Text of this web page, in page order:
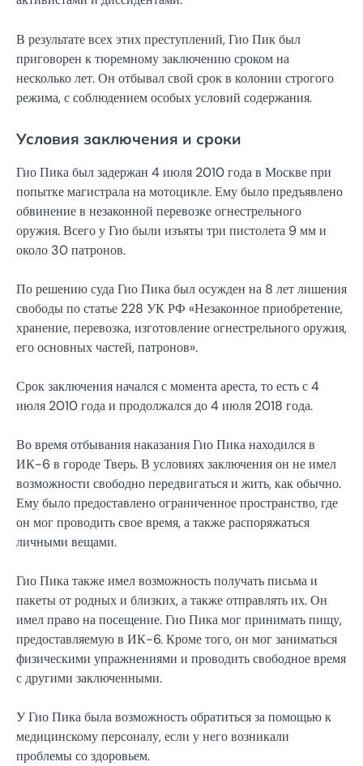
В результате всех этих преступлений, Гио Пик был
приговорен к тюремному заключению сроком на
несколько лет. Он отбывал свой срок в колонии строгого
режима, с соблюдением особых условий содержания.
Условия заключения и сроки
Гио Пика был задержан 4 июля 2010 года в Москве при
попытке магистрала на мотоцикле. Ему было предъявлено
обвинение в незаконной перевозке огнестрельного
оружия. Всего у Гио были изъяты три пистолета 9 мм и
около 30 патронов.
По решению суда Гио Пика был осужден на 8 лет лишения
свободы по статье 228 УК РФ «Незаконное приобретение,
хранение, перевозка, изготовление огнестрельного оружия,
его основных частей, патронов».
Срок заключения начался с момента ареста, то есть с 4
июля 2010 года и продолжался до 4 июля 2018 года.
Во время отбывания наказания Гио Пика находился в
ИК-6 в городе Тверь. В условиях заключения он не имел
возможности свободно передвигаться и жить, как обычно.
Ему было предоставлено ограниченное пространство, где
он мог проводить свое время, а также распоряжаться
личными вещами.
Гио Пика также имел возможность получать письма и
пакеты от родных и близких, а также отправлять их. Он
имел право на посещение. Гио Пика мог принимать пищу,
предоставляемую в ИК-6. Кроме того, он мог заниматься
физическими упражнениями и проводить свободное время
с другими заключенными.
У Гио Пика была возможность обратиться за помощью к
медицинскому персоналу, если у него возникали
проблемы со здоровьем.